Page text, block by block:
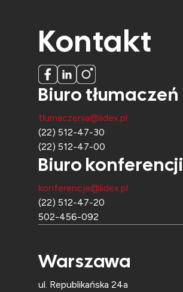
Kontakt
Biuro tłumaczeń
tlumaczenia@lidex.pl
(22) 512-47-30
(22) 512-47-00
Biuro konferencji
konferencje@lidex.pl
(22) 512-47-20
502-456-092
Warszawa
ul. Republikańska 24a